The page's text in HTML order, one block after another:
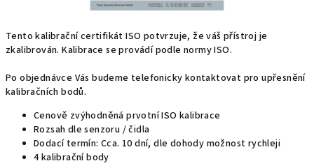
Tento kalibrační certifikát ISO potvrzuje, že váš přístroj je
zkalibrován. Kalibrace se provádí podle normy ISO.
Po objednávce Vás budeme telefonicky kontaktovat pro upřesnění
kalibračních bodů.
Cenově zvýhodněná prvotní ISO kalibrace
Rozsah dle senzoru / čidla
Dodací termín: Cca. 10 dní, dle dohody možnost rychleji
4 kalibrační body